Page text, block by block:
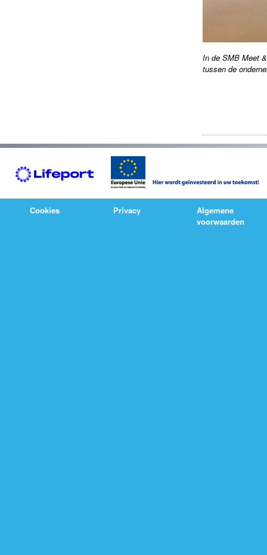
In de SMB Meet
tussen de
Cookies Privacy
Algemene
voorwaarden